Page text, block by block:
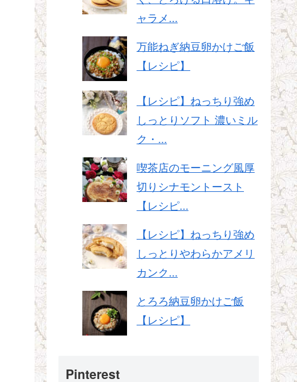
ャラメ...
万能ねぎ納豆卵かけご飯
【レシピ】
【レシピ】ねっちり強め
しっとりソフト 濃いミル
ク・...
喫茶店のモーニング風厚
切りシナモントースト
【レシピ...
【レシピ】ねっちり強め
しっとりやわらかアメリ
カンク...
とろろ納豆卵かけご飯
【レシピ】
Pinterest